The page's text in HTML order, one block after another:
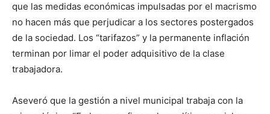
que las medidas económicas impulsadas por el macrismo
no hacen más que perjudicar a los sectores postergados
de la sociedad. Los “tarifazos” y la permanente inflación
terminan por limar el poder adquisitivo de la clase
trabajadora.
Aseveró que la gestión a nivel municipal trabaja con la